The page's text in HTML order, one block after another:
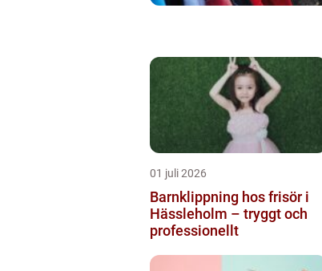
01 juli 2026
Barnklippning hos frisör i
Hässleholm – tryggt och
professionellt